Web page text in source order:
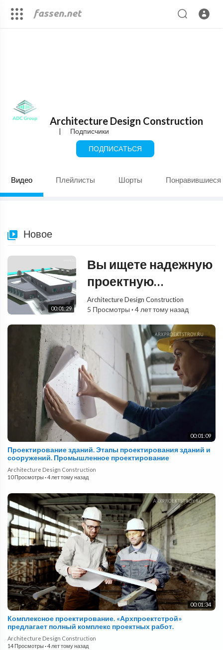
Architecture Design Construction
| Подписчики
ПОДПИСАТЬСЯ
Видео Плейлисты Шорты Понравившиеся
Новое
00:01:29
Вы ищете надежную
проектную
компанию, которой
можно доверить
проект или
адаптацию проекта?
Architecture Design Construction
5 Просмотры ·4 лет тому назад
00:01:09
Проектирование зданий. Этапы проектирования зданий и
сооружений. Промышленное проектирование
Architecture Design Construction
10 Просмотры·4 лет тому назад
00:01:34
Комплексное проектирование. «Архпроектстрой»
предлагает полный комплекс проектных работ.
Architecture Design Construction
14 Просмотры·4 лет тому назад